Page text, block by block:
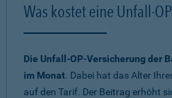
Was kostet eine Unfall-
Die Unfall-OP-Versicherung der
im Monat. Dabei hat das Alter
auf den Tarif. Der Beitrag erhöht